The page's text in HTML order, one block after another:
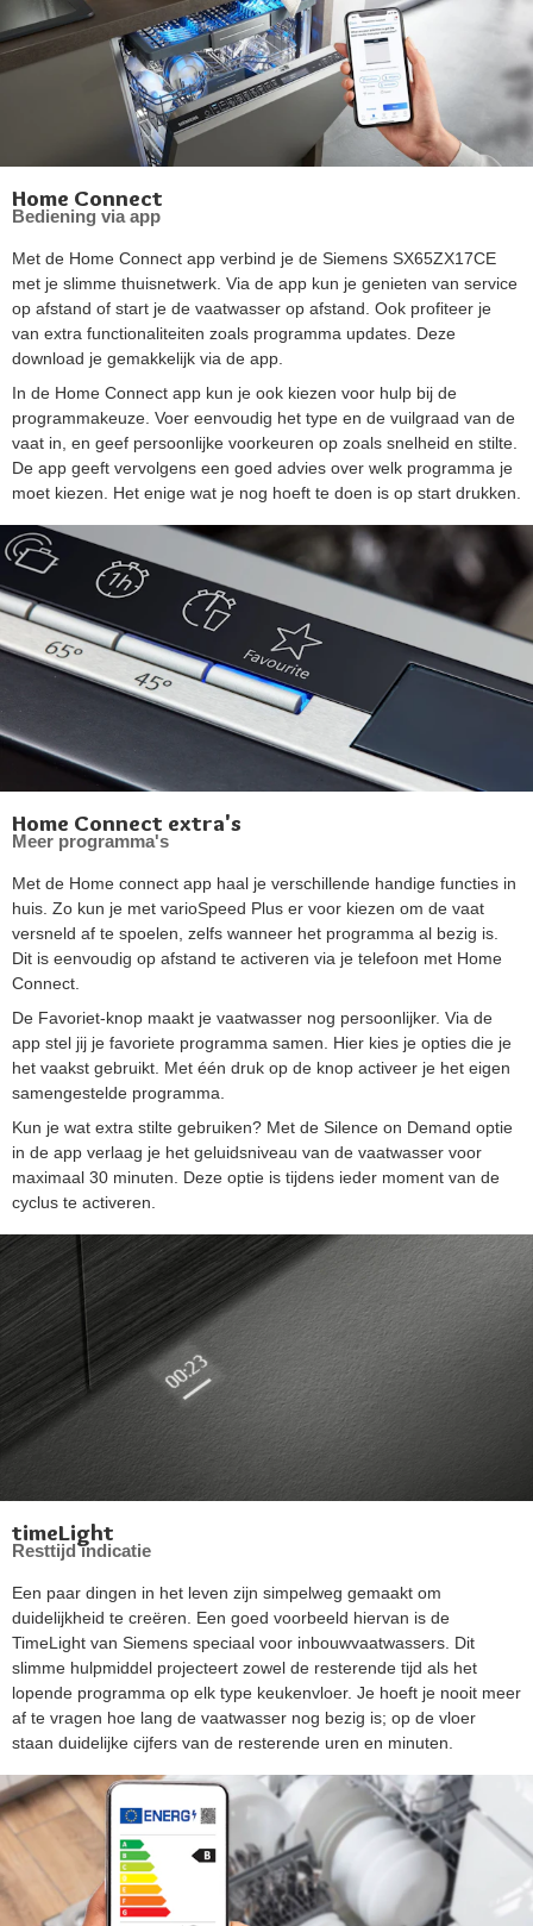
Home Connect
Bediening via app
Met de Home Connect app verbind je de Siemens SX65ZX17CE
met je slimme thuisnetwerk. Via de app kun je genieten van service
op afstand of start je de vaatwasser op afstand. Ook profiteer je
van extra functionaliteiten zoals programma updates. Deze
download je gemakkelijk via de app.
In de Home Connect app kun je ook kiezen voor hulp bij de
programmakeuze. Voer eenvoudig het type en de vuilgraad van de
vaat in, en geef persoonlijke voorkeuren op zoals snelheid en stilte.
De app geeft vervolgens een goed advies over welk programma je
moet kiezen. Het enige wat je nog hoeft te doen is op start drukken.
Home Connect extra's
Meer programma's
Met de Home connect app haal je verschillende handige functies in
huis. Zo kun je met varioSpeed Plus er voor kiezen om de vaat
versneld af te spoelen, zelfs wanneer het programma al bezig is.
Dit is eenvoudig op afstand te activeren via je telefoon met Home
Connect.
De Favoriet-knop maakt je vaatwasser nog persoonlijker. Via de
app stel jij je favoriete programma samen. Hier kies je opties die je
het vaakst gebruikt. Met één druk op de knop activeer je het eigen
samengestelde programma.
Kun je wat extra stilte gebruiken? Met de Silence on Demand optie
in de app verlaag je het geluidsniveau van de vaatwasser voor
maximaal 30 minuten. Deze optie is tijdens ieder moment van de
cyclus te activeren.
timeLight
Resttijd indicatie
Een paar dingen in het leven zijn simpelweg gemaakt om
duidelijkheid te creëren. Een goed voorbeeld hiervan is de
TimeLight van Siemens speciaal voor inbouwvaatwassers. Dit
slimme hulpmiddel projecteert zowel de resterende tijd als het
lopende programma op elk type keukenvloer. Je hoeft je nooit meer
af te vragen hoe lang de vaatwasser nog bezig is; op de vloer
staan duidelijke cijfers van de resterende uren en minuten.